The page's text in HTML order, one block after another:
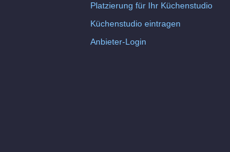
Platzierung für Ihr Küchenstudio
Küchenstudio eintragen
Anbieter-Login